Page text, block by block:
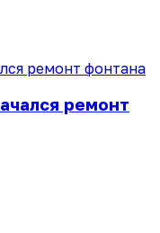
ремонт